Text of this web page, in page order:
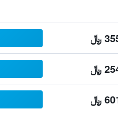
﷼
﷼
﷼